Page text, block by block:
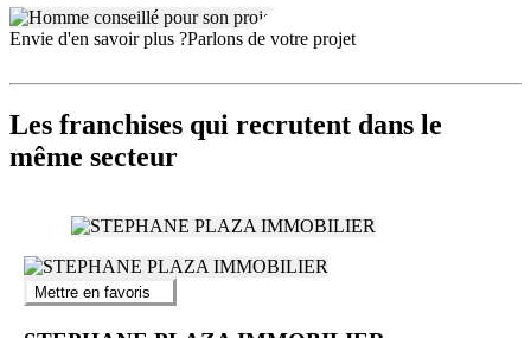
Envie d'en savoir plus ?Parlons de votre projet
Les franchises qui recrutent dans le
même secteur
Mettre en favoris